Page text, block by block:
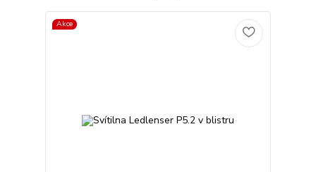
Akce